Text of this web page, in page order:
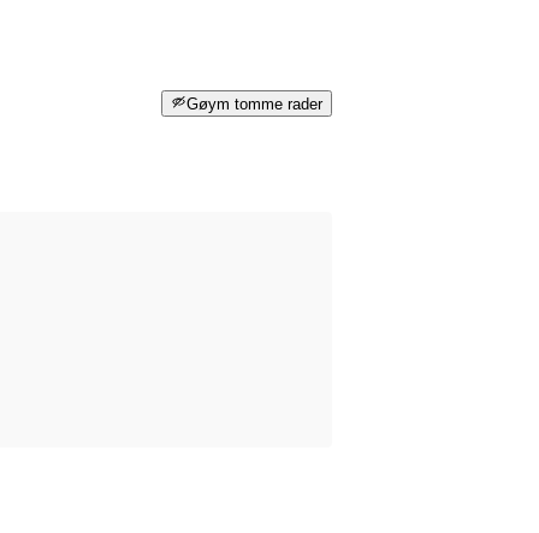
Gøym tomme rader